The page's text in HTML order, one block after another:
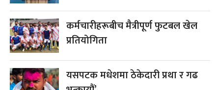
कर्मचारीहरूबीच मैत्रीपूर्ण फुटबल खेल
प्रतियोगिता
यसपटक मधेशमा ठेकेदारी प्रथा र गढ